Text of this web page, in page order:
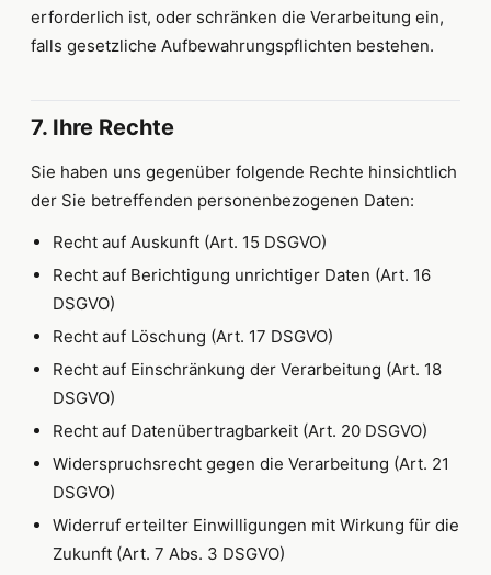
erforderlich ist, oder schränken die Verarbeitung ein,
falls gesetzliche Aufbewahrungspflichten bestehen.
7. Ihre Rechte
Sie haben uns gegenüber folgende Rechte hinsichtlich
der Sie betreffenden personenbezogenen Daten:
Recht auf Auskunft (Art. 15 DSGVO)
Recht auf Berichtigung unrichtiger Daten (Art. 16
DSGVO)
Recht auf Löschung (Art. 17 DSGVO)
Recht auf Einschränkung der Verarbeitung (Art. 18
DSGVO)
Recht auf Datenübertragbarkeit (Art. 20 DSGVO)
Widerspruchsrecht gegen die Verarbeitung (Art. 21
DSGVO)
Widerruf erteilter Einwilligungen mit Wirkung für die
Zukunft (Art. 7 Abs. 3 DSGVO)